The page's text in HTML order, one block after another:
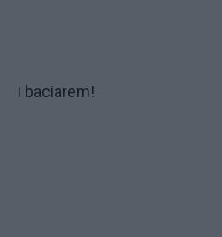
i baciarem!